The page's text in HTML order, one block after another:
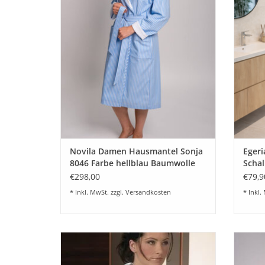
Schalkragen, Gürtel und Taschen im
klassischen Streifenlook. Farbe hellblau
ZUM WARENKORB HINZUFÜGEN
Novila Damen Hausmantel Sonja
8046 Farbe hellblau Baumwolle
€298,00
* Inkl. MwSt. zzgl. Versandkosten * Inkl.
Schöner eleganter Damen Hausmantel
Sonja 8367 Innenfutter aus weichem
Frottier, Außenstoff hochwertigster
weiß.